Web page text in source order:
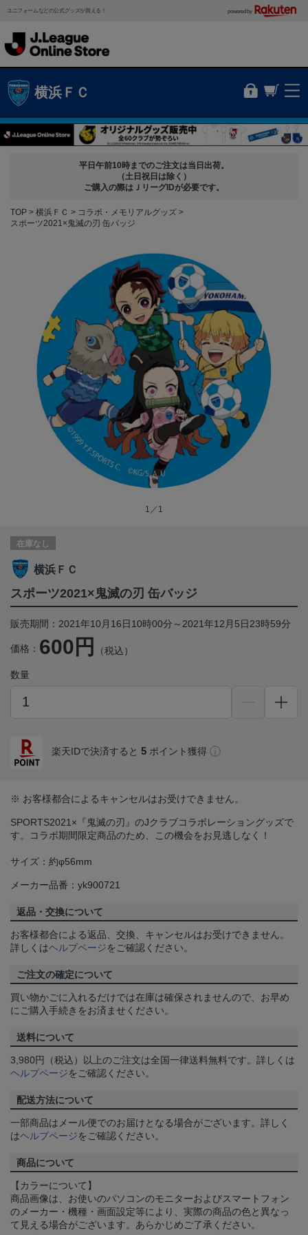
ユニフォームなどの公式グッズが買える！ powered by
横浜ＦＣ
平日午前10時までのご注文は当日出荷。
（土日祝日は除く）
ご購入の際はＪリーグIDが必要です。
TOP 横浜ＦＣ
コラボ・メモリアルグッズ
スポーツ2021×鬼滅の刃 缶バッジ
1／1
在庫なし
横浜ＦＣ
スポーツ2021×鬼滅の刃 缶バッジ
販売期間：2021年10月16日10時00分～2021年12月5日23時59分
価格： 600円 （税込）
数量
楽天IDで決済すると 5 ポイント獲得
※ お客様都合によるキャンセルはお受けできません。
SPORTS2021×『鬼滅の刃』のJクラブコラボレーショングッズで
す。コラボ期間限定商品のため、この機会をお見逃しなく！
サイズ：約φ56mm
メーカー品番：yk900721
返品・交換について
お客様都合による返品、交換、キャンセルはお受けできません。
詳しくはヘルプページをご確認ください。
ご注文の確定について
買い物かごに入れるだけでは在庫は確保されませんので、お早め
にご購入手続きをお済ませください。
送料について
3,980円（税込）以上のご注文は全国一律送料無料です。詳しくは
ヘルプページをご確認ください。
配送方法について
一部商品はメール便でのお届けとなる場合がございます。詳しく
はヘルプページをご確認ください。
商品について
【カラーについて】
商品画像は、お使いのパソコンのモニターおよびスマートフォン
のメーカー・機種・画面設定等により、実際の商品の色と異なっ
て見える場合がございます。あらかじめご了承ください。